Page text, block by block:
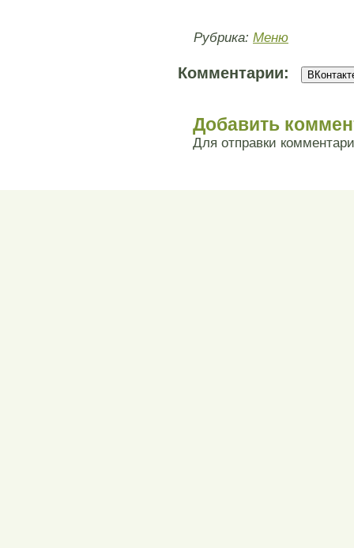
Рубрика: Меню
Комментарии:
Добавить
Для отправки